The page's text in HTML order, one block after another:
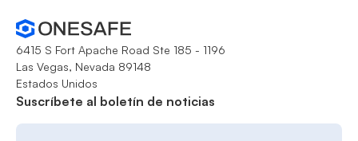
6415 S Fort Apache Road Ste 185 - 1196
Las Vegas, Nevada 89148
Estados Unidos
Suscríbete al boletín de noticias